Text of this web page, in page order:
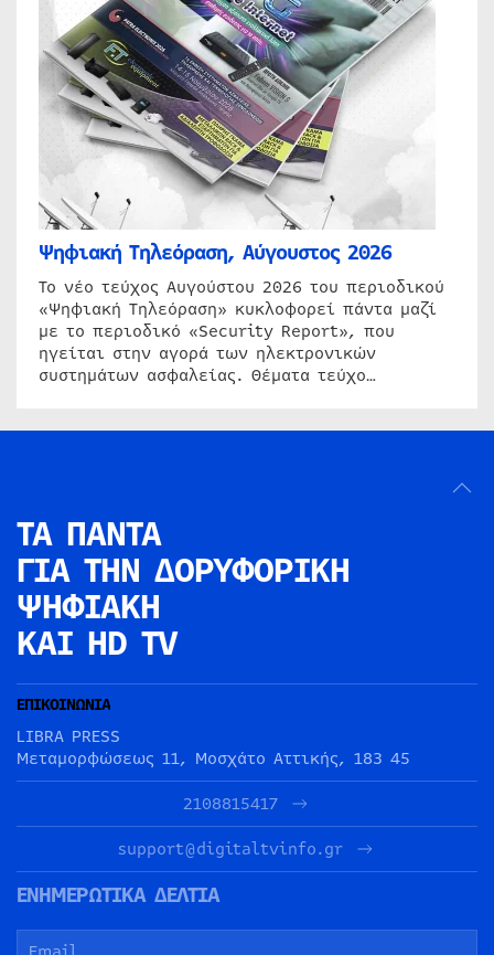
Ψηφιακή Τηλεόραση, Αύγουστος 2026
Το νέο τεύχος Αυγούστου 2026 του περιοδικού
«Ψηφιακή Τηλεόραση» κυκλοφορεί πάντα μαζί
με το περιοδικό «Security Report», που
ηγείται στην αγορά των ηλεκτρονικών
συστημάτων ασφαλείας. Θέματα τεύχο…
ΤΑ ΠΑΝΤΑ
ΓΙΑ ΤΗΝ ΔΟΡΥΦΟΡΙΚΗ
ΨΗΦΙΑΚΗ
ΚΑΙ HD TV
ΕΠΙΚΟΙΝΩΝΙΑ
LIBRA PRESS
Μεταμορφώσεως 11, Μοσχάτο Αττικής, 183 45
2108815417
support@digitaltvinfo.gr
ΕΝΗΜΕΡΩΤΙΚΑ ΔΕΛΤΙΑ